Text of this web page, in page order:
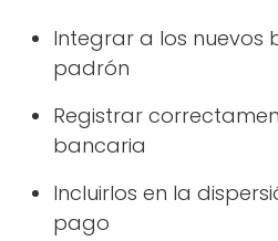
Integrar a los nuevos
padrón
Registrar
bancaria
Incluirlos en la
pago